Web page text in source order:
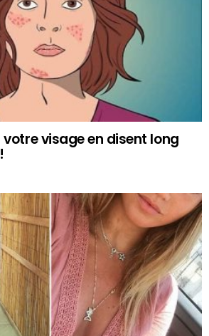
visage en disent long